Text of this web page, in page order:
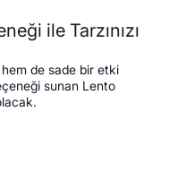
ile Tarzınızı
de sade bir etki
sunan Lento